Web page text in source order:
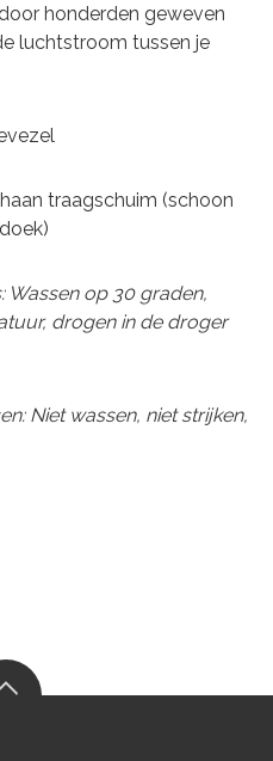
honderden geweven
luchtstroom tussen je
traagschuim (schoon
Wassen op 30 graden,
drogen in de droger
Niet wassen, niet strijken,